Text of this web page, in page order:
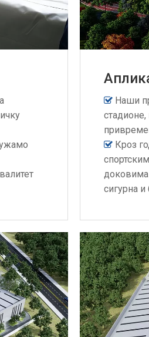
 Наши
 Кроз
доковима
сигурна